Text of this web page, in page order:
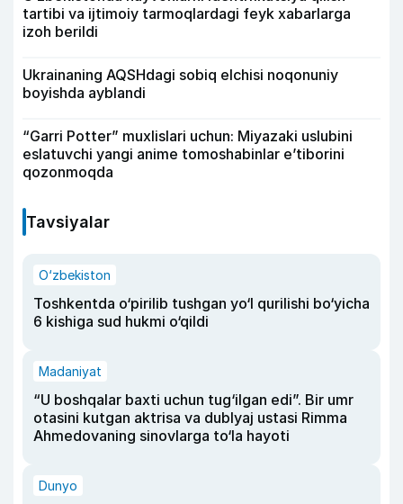
tartibi va ijtimoiy tarmoqlardagi feyk xabarlarga
izoh berildi
Ukrainaning AQSHdagi sobiq elchisi noqonuniy
boyishda ayblandi
“Garri Potter” muxlislari uchun: Miyazaki uslubini
eslatuvchi yangi anime tomoshabinlar e’tiborini
qozonmoqda
Tavsiyalar
O‘zbekiston
Toshkentda o‘pirilib tushgan yo‘l qurilishi bo‘yicha
6 kishiga sud hukmi o‘qildi
Madaniyat
“U boshqalar baxti uchun tug‘ilgan edi”. Bir umr
otasini kutgan aktrisa va dublyaj ustasi Rimma
Ahmedovaning sinovlarga to‘la hayoti
Dunyo